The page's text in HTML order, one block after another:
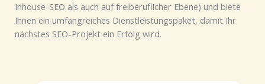
Inhouse-SEO als auch auf freiberuflicher Ebene) und biete
Ihnen ein umfangreiches Dienstleistungspaket, damit Ihr
nächstes SEO-Projekt ein Erfolg wird.